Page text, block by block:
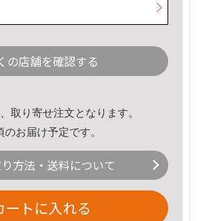
の店舗を確認する
取り寄せ注文となります。
のお届け予定です。
方法・送料について
ートに入れる